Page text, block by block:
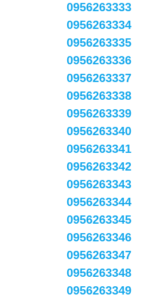
0956263333
0956263334
0956263335
0956263336
0956263337
0956263338
0956263339
0956263340
0956263341
0956263342
0956263343
0956263344
0956263345
0956263346
0956263347
0956263348
0956263349